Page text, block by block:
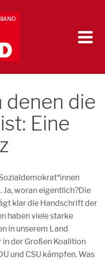
denen die
Eine
Ja, woran eigentlich?Die
klar die Handschrift der
haben viele starke
in unserem Land
der Großen Koalition
und CSU kämpfen. Was